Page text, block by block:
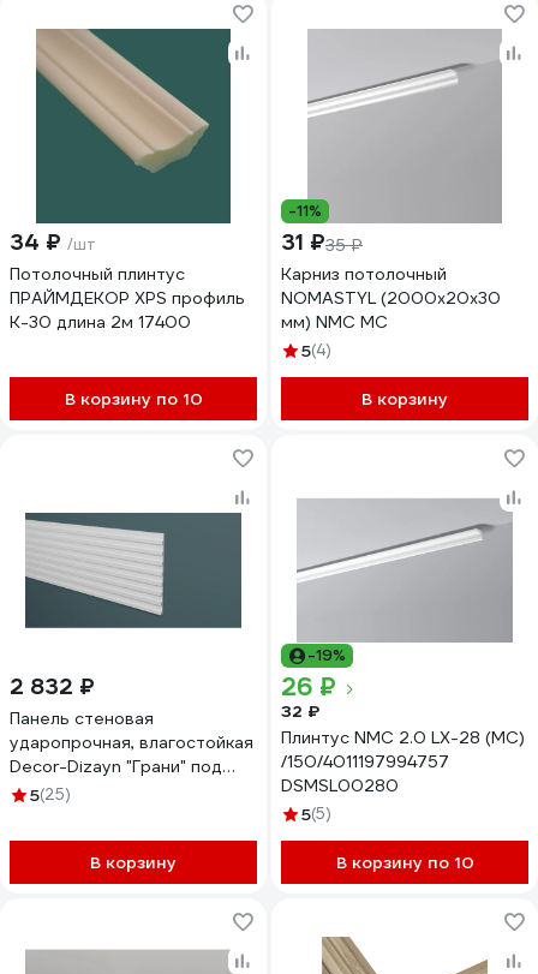
34 ₽ /шт
Потолочный плинтус
ПРАЙМДЕКОР XPS профиль
K-30 длина 2м 17400
В корзину по 10
-11%
31 ₽35 ₽
Карниз потолочный
NOMASTYL (2000х20х30
мм) NMC MC
5(4)
В корзину
2 832 ₽
Панель стеновая
ударопрочная, влагостойкая
Decor-Dizayn "Грани" под
покраску 240x10x2000 мм
5(25)
В корзину
-19%
26 ₽
32 ₽
Плинтус NMC 2.0 LX-28 (MC)
/150/4011197994757
DSMSL00280
5(5)
В корзину по 10